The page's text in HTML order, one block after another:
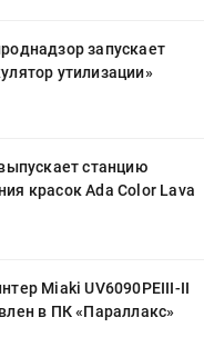
запускает
утилизации»
станцию
красок Ada Color Lava
Miaki UV6090PEIII-II
в ПК «Параллакс»